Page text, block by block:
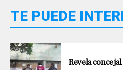
TE PUEDE
Revela